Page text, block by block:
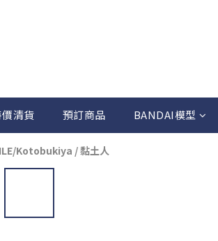
清貨 預訂商品 BANDAI模型
Kotobukiya /黏土人